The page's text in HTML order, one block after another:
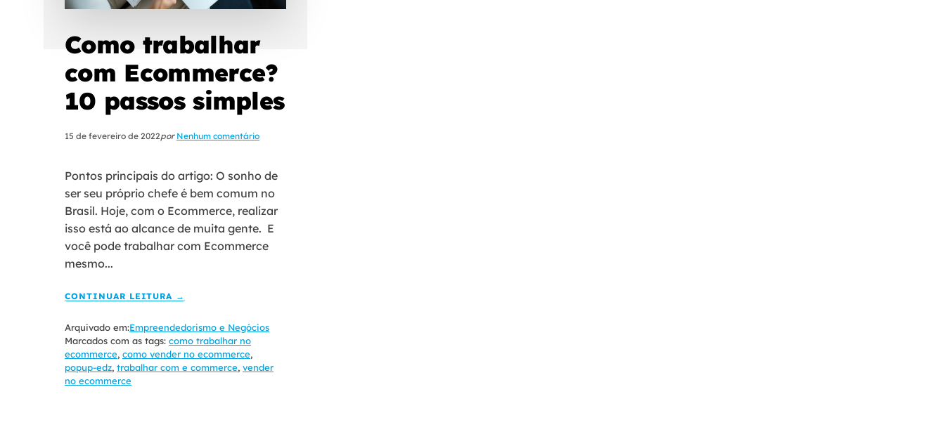
Como trabalhar
com Ecommerce?
10 passos simples
15 de fevereiro de 2022por Nenhum comentário
Pontos principais do artigo: O sonho de
ser seu próprio chefe é bem comum no
Brasil. Hoje, com o Ecommerce, realizar
isso está ao alcance de muita gente. E
você pode trabalhar com Ecommerce
mesmo...
CONTINUAR LEITURA →
Arquivado em:Empreendedorismo e Negócios
Marcados com as tags: como trabalhar no
ecommerce, como vender no ecommerce,
popup-edz, trabalhar com e commerce, vender
no ecommerce